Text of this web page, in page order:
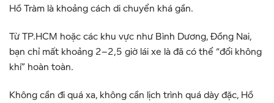
Hồ Tràm là khoảng cách di chuyển khá gần.
Từ TP.HCM hoặc các khu vực như Bình Dương, Đồng Nai,
bạn chỉ mất khoảng 2–2,5 giờ lái xe là đã có thể “đổi không
khí” hoàn toàn.
Không cần đi quá xa, không cần lịch trình quá dày đặc, Hồ